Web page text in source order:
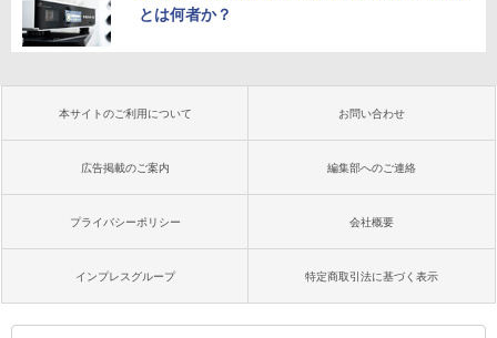
とは何者か？
本サイトのご利用について お問い合わせ
広告掲載のご案内 編集部へのご連絡
プライバシーポリシー 会社概要
インプレスグループ 特定商取引法に基づく表示